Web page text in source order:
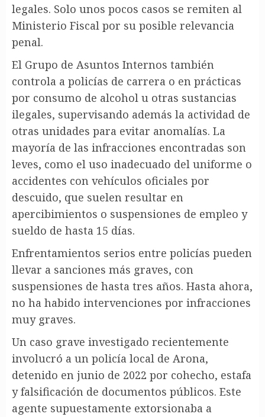
legales. Solo unos pocos casos se remiten al
Ministerio Fiscal por su posible relevancia
penal.
El Grupo de Asuntos Internos también
controla a policías de carrera o en prácticas
por consumo de alcohol u otras sustancias
ilegales, supervisando además la actividad de
otras unidades para evitar anomalías. La
mayoría de las infracciones encontradas son
leves, como el uso inadecuado del uniforme o
accidentes con vehículos oficiales por
descuido, que suelen resultar en
apercibimientos o suspensiones de empleo y
sueldo de hasta 15 días.
Enfrentamientos serios entre policías pueden
llevar a sanciones más graves, con
suspensiones de hasta tres años. Hasta ahora,
no ha habido intervenciones por infracciones
muy graves.
Un caso grave investigado recientemente
involucró a un policía local de Arona,
detenido en junio de 2022 por cohecho, estafa
y falsificación de documentos públicos. Este
agente supuestamente extorsionaba a